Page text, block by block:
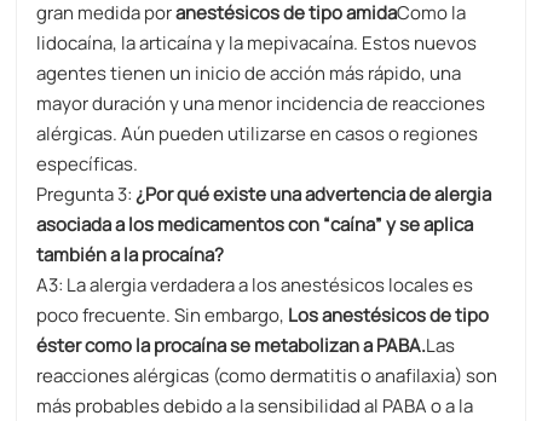
gran medida poranestésicos de tipo amidaComo la
lidocaína, la articaína y la mepivacaína. Estos nuevos
agentes tienen un inicio de acción más rápido, una
mayor duración y una menor incidencia de reacciones
alérgicas. Aún pueden utilizarse en casos o regiones
específicas.
Pregunta 3:¿Por qué existe una advertencia de alergia
asociada a los medicamentos con “caína” y se aplica
también a la procaína?
A3: La alergia verdadera a los anestésicos locales es
poco frecuente. Sin embargo, Los anestésicos de tipo
éster como la procaína se metabolizan a PABA.Las
reacciones alérgicas (como dermatitis o anafilaxia) son
más probables debido a la sensibilidad al PABA o a la